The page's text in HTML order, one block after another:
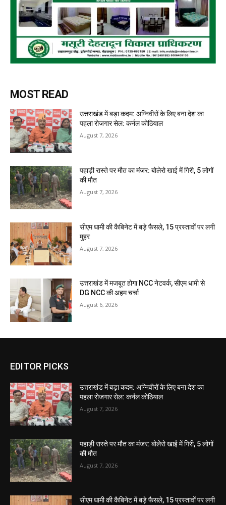
MOST READ
उत्तराखंड में बड़ा कदम: अग्निवीरों के लिए बना देश का
पहला रोजगार सेल: कर्नल कोठियाल
August 7, 2026
पहाड़ी रास्ते पर मौत का मंजर: बोलेरो खाई में गिरी, 5 लोगों
की मौत
August 7, 2026
सीएम धामी की कैबिनेट में बड़े फैसले, 15 प्रस्तावों पर लगी
मुहर
August 7, 2026
उत्तराखंड में मजबूत होगा NCC नेटवर्क, सीएम धामी से
DG NCC की अहम चर्चा
August 6, 2026
EDITOR PICKS
उत्तराखंड में बड़ा कदम: अग्निवीरों के लिए बना देश का
पहला रोजगार सेल: कर्नल कोठियाल
August 7, 2026
पहाड़ी रास्ते पर मौत का मंजर: बोलेरो खाई में गिरी, 5 लोगों
की मौत
August 7, 2026
सीएम धामी की कैबिनेट में बड़े फैसले, 15 प्रस्तावों पर लगी